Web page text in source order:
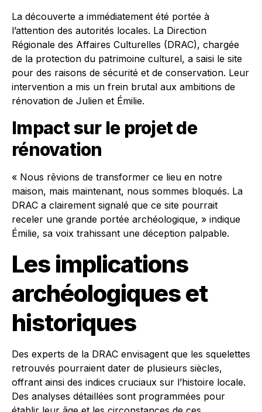
La découverte a immédiatement été portée à
l’attention des autorités locales. La Direction
Régionale des Affaires Culturelles (DRAC), chargée
de la protection du patrimoine culturel, a saisi le site
pour des raisons de sécurité et de conservation. Leur
intervention a mis un frein brutal aux ambitions de
rénovation de Julien et Émilie.
Impact sur le projet de
rénovation
« Nous rêvions de transformer ce lieu en notre
maison, mais maintenant, nous sommes bloqués. La
DRAC a clairement signalé que ce site pourrait
receler une grande portée archéologique, » indique
Émilie, sa voix trahissant une déception palpable.
Les implications
archéologiques et
historiques
Des experts de la DRAC envisagent que les squelettes
retrouvés pourraient dater de plusieurs siècles,
offrant ainsi des indices cruciaux sur l’histoire locale.
Des analyses détaillées sont programmées pour